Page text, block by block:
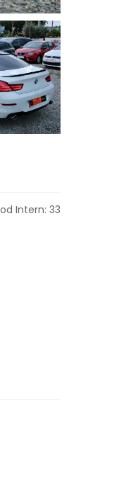
Intern: 33